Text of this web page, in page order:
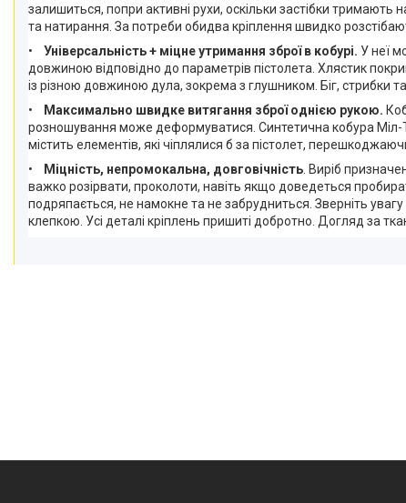
залишиться, попри активні рухи, оскільки застібки
та натирання. За потреби обидва кріплення швидко
• Універсальність + міцне утримання зброї в кобурі. У неї
довжиною відповідно до параметрів пістолета. Хлястик
із різною довжиною дула, зокрема з глушником. Біг, стрибки та
•
Максимально швидке витягання зброї однією рукою.
розношування може деформуватися. Синтетична кобура Міл-
містить елементів, які чіплялися б за пістолет,
•
Міцність, непромокальна, довговічність . Виріб
важко розірвати, проколоти, навіть якщо доведеться
подряпається, не намокне та не забрудниться. Зверніть
клепкою. Усі деталі кріплень пришиті добротно. Догляд за